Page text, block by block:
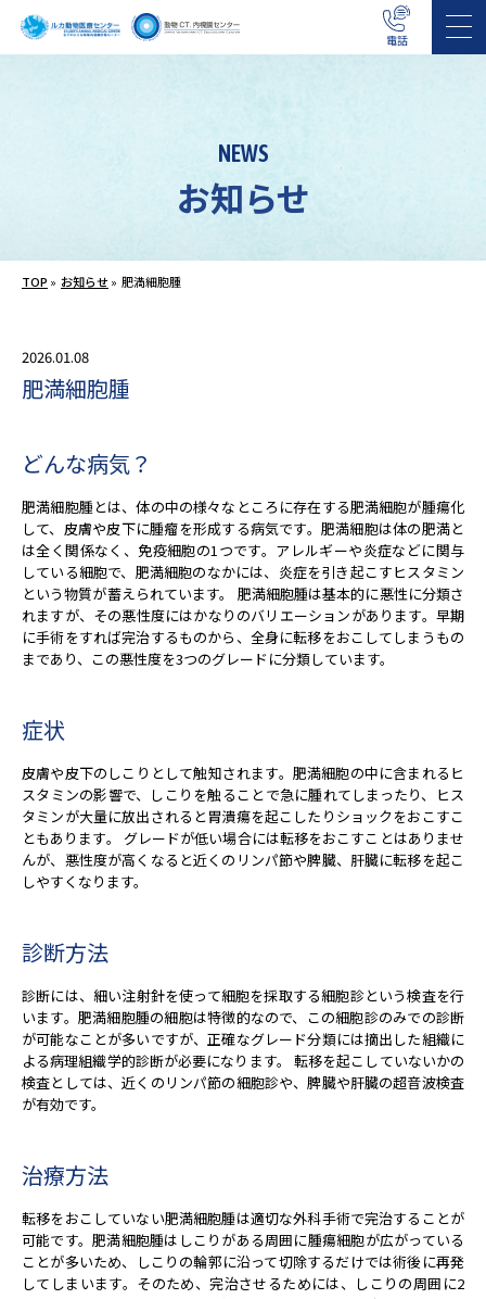
電話
NEWS
お知らせ
TOP » お知らせ » 肥満細胞腫
2026.01.08
肥満細胞腫
どんな病気？
肥満細胞腫とは、体の中の様々なところに存在する肥満細胞が腫瘍化
して、皮膚や皮下に腫瘤を形成する病気です。肥満細胞は体の肥満と
は全く関係なく、免疫細胞の1つです。アレルギーや炎症などに関与
している細胞で、肥満細胞のなかには、炎症を引き起こすヒスタミン
という物質が蓄えられています。 肥満細胞腫は基本的に悪性に分類さ
れますが、その悪性度にはかなりのバリエーションがあります。早期
に手術をすれば完治するものから、全身に転移をおこしてしまうもの
まであり、この悪性度を3つのグレードに分類しています。
症状
皮膚や皮下のしこりとして触知されます。肥満細胞の中に含まれるヒ
スタミンの影響で、しこりを触ることで急に腫れてしまったり、ヒス
タミンが大量に放出されると胃潰瘍を起こしたりショックをおこすこ
ともあります。 グレードが低い場合には転移をおこすことはありませ
んが、悪性度が高くなると近くのリンパ節や脾臓、肝臓に転移を起こ
しやすくなります。
診断方法
診断には、細い注射針を使って細胞を採取する細胞診という検査を行
います。肥満細胞腫の細胞は特徴的なので、この細胞診のみでの診断
が可能なことが多いですが、正確なグレード分類には摘出した組織に
よる病理組織学的診断が必要になります。 転移を起こしていないかの
検査としては、近くのリンパ節の細胞診や、脾臓や肝臓の超音波検査
が有効です。
治療方法
転移をおこしていない肥満細胞腫は適切な外科手術で完治することが
可能です。肥満細胞腫はしこりがある周囲に腫瘍細胞が広がっている
ことが多いため、しこりの輪郭に沿って切除するだけでは術後に再発
してしまいます。そのため、完治させるためには、しこりの周囲に2